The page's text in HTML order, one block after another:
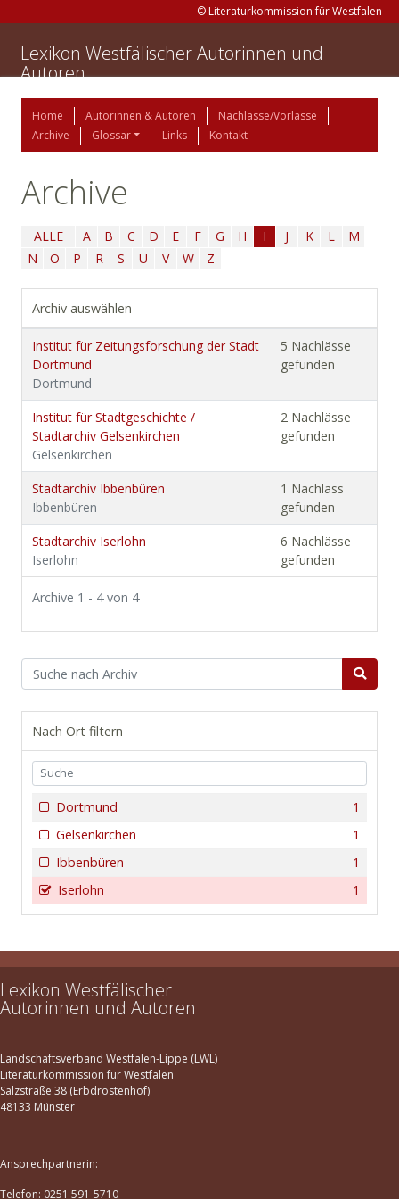
© Literaturkommission für Westfalen
Lexikon Westfälischer Autorinnen und
Autoren
Home Autorinnen & Autoren
Nachlässe/Vorlässe
Archive
Glossar Links Kontakt
Archive
ALLE A B C D E F G H I J K L
M
N
O P R S U V W Z
Archiv auswählen
Institut für Zeitungsforschung der Stadt
Dortmund
Dortmund
5 Nachlässe
gefunden
Institut für Stadtgeschichte /
Stadtarchiv Gelsenkirchen
Gelsenkirchen
2 Nachlässe
gefunden
Stadtarchiv Ibbenbüren
Ibbenbüren
1 Nachlass
gefunden
Stadtarchiv Iserlohn
Iserlohn
6 Nachlässe
gefunden
Archive 1 - 4 von 4
Nach Ort filtern
1
Dortmund
1
Gelsenkirchen
1
Ibbenbüren
1
Iserlohn
Lexikon Westfälischer
Autorinnen und Autoren
Landschaftsverband Westfalen-Lippe (LWL)
Literaturkommission für Westfalen
Salzstraße 38 (Erbdrostenhof)
48133 Münster
Ansprechpartnerin:
Telefon: 0251 591-5710